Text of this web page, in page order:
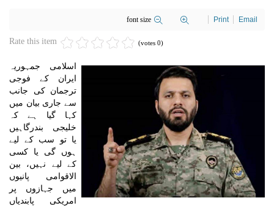
font size Print Email
Rate this item (0 votes)
اسلامی جمہوریہ
ایران کے فوجی
ترجمان کی جانب
سے جاری بیان میں
کہا گیا ہے کہ
خلیجی بندرگاہیں
یا تو سب کے لیے
ہوں گی یا کسی
کے لیے نہیں، بین
الاقوامی پانیوں
میں جہازوں پر
امریکی پابندیاں